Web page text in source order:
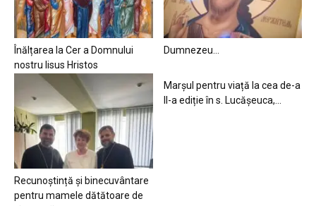
Înălțarea la Cer a Domnului
nostru Iisus Hristos
Dumnezeu…
Recunoștință și binecuvântare
pentru mamele dătătoare de
Marșul pentru viață la cea de-a
II-a ediție în s. Lucășeuca,...